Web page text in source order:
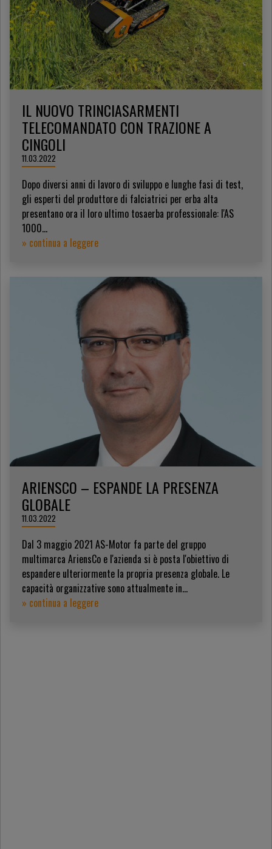
IL NUOVO TRINCIASARMENTI
TELECOMANDATO CON TRAZIONE A
CINGOLI
11.03.2022
Dopo diversi anni di lavoro di sviluppo e lunghe fasi di test,
gli esperti del produttore di falciatrici per erba alta
presentano ora il loro ultimo tosaerba professionale: l'AS
1000...
» continua a leggere
ARIENSCO – ESPANDE LA PRESENZA
GLOBALE
11.03.2022
Dal 3 maggio 2021 AS-Motor fa parte del gruppo
multimarca AriensCo e l'azienda si è posta l'obiettivo di
espandere ulteriormente la propria presenza globale. Le
capacità organizzative sono attualmente in...
» continua a leggere